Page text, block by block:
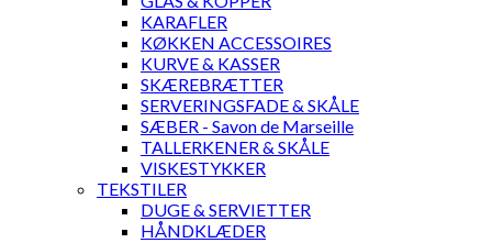
KARAFLER
KØKKEN ACCESSOIRES
KURVE & KASSER
SKÆREBRÆTTER
SERVERINGSFADE & SKÅLE
SÆBER - Savon de Marseille
TALLERKENER & SKÅLE
VISKESTYKKER
TEKSTILER
DUGE & SERVIETTER
HÅNDKLÆDER